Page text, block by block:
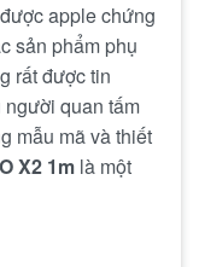
apple chứng
sản phẩm phụ
rất được tin
quan tấm
mẫu mã và thiết
X2 1m là một